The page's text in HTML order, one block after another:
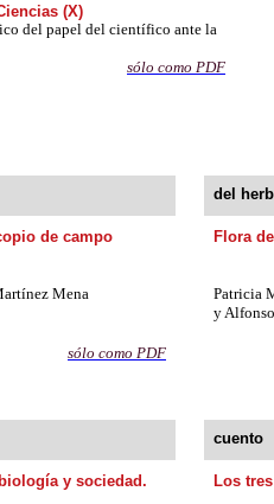
(X)
del papel del científico ante la
sólo como PDF
del
de campo
Flora
Mena
Patricia
y
sólo como PDF
cuento
y sociedad.
Los